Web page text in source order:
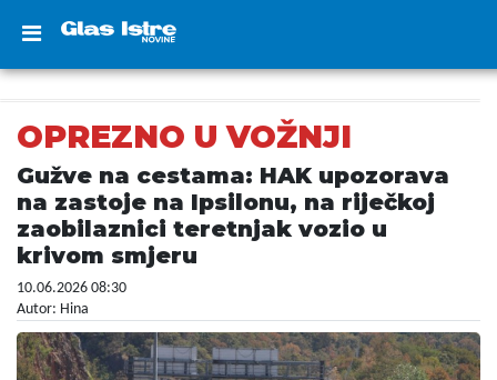
OPREZNO U VOŽNJI
Gužve na cestama: HAK upozorava
na zastoje na Ipsilonu, na riječkoj
zaobilaznici teretnjak vozio u
krivom smjeru
10.06.2026 08:30
Autor: Hina